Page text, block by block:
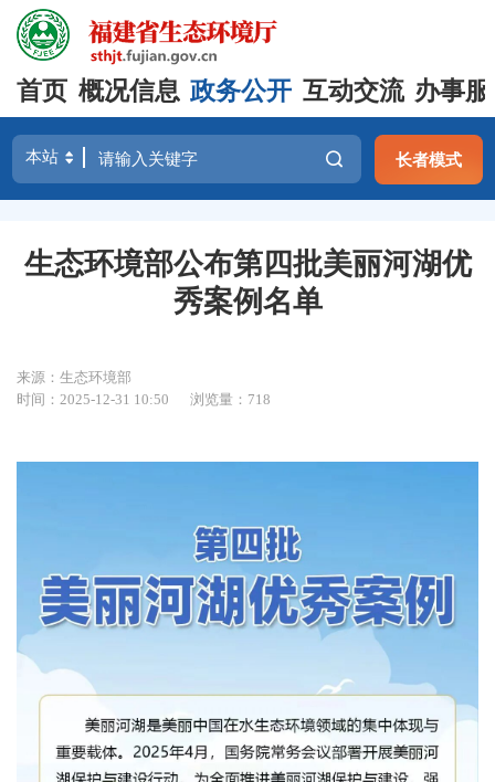
首页 概况信息 政务公开 互动交流 办事
长者模式
生态环境部公布第四批美丽河湖优
秀案例名单
来源：生态环境部
时间：2025-12-31 10:50
浏览量：718